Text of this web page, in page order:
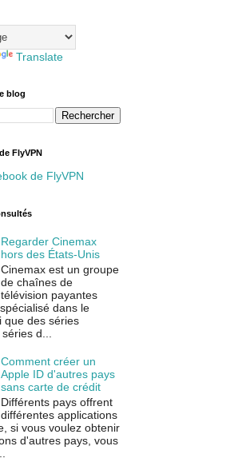
Translate
blog
FlyVPN
de FlyVPN
Regarder Cinemax
hors des États-Unis
Cinemax est un groupe
de chaînes de
télévision payantes
dans le
que des séries
d...
Comment créer un
Apple ID d'autres pays
sans carte de crédit
Différents pays offrent
différentes applications
si vous voulez obtenir
d'autres pays, vous